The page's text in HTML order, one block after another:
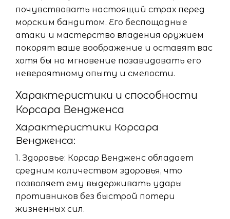
почувствовать настоящий страх перед
морским бандитом. Его беспощадные
атаки и мастерство владения оружием
покорят ваше воображение и оставят вас
хотя бы на мгновение позавидовать его
невероятному опыту и смелости.
Характеристики и способности
Корсара Вендженса
Характеристики Корсара
Вендженса:
1. Здоровье: Корсар Вендженс обладает
средним количеством здоровья, что
позволяет ему выдерживать удары
противников без быстрой потери
жизненных сил.